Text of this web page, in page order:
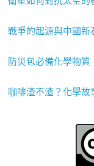
戰爭的起源與中國新
防災包必備化學物質
咖啡渣不渣？化學故